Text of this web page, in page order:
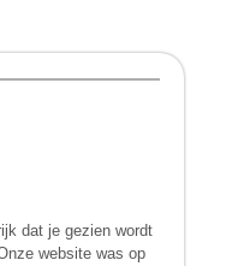
dat je gezien wordt
website was op